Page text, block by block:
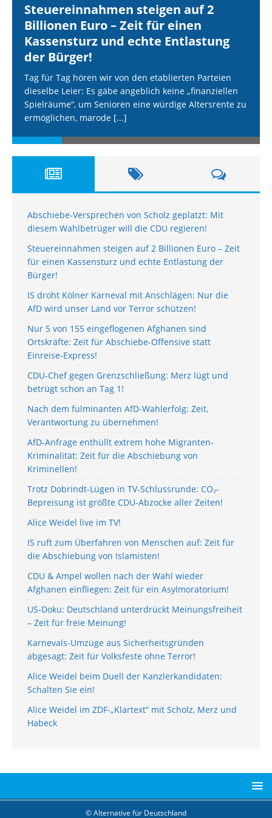
Steuereinnahmen steigen auf 2
Billionen Euro – Zeit für einen
Kassensturz und echte Entlastung
der Bürger!
Tag für Tag hören wir von den etablierten Parteien
dieselbe Leier: Es gäbe angeblich keine „finanziellen
Spielräume“, um Senioren eine würdige Altersrente zu
ermöglichen, marode [...]
Abschiebe-Versprechen von Scholz geplatzt: Mit
diesem Wahlbetrüger will die CDU regieren!
Steuereinnahmen steigen auf 2 Billionen Euro – Zeit
für einen Kassensturz und echte Entlastung der
Bürger!
IS droht Kölner Karneval mit Anschlägen: Nur die
AfD wird unser Land vor Terror schützen!
Nur 5 von 155 eingeflogenen Afghanen sind
Ortskräfte: Zeit für Abschiebe-Offensive statt
Einreise-Express!
CDU-Chef gegen Grenzschließung: Merz lügt und
betrügt schon an Tag 1!
Nach dem fulminanten AfD-Wahlerfolg: Zeit,
Verantwortung zu übernehmen!
AfD-Anfrage enthüllt extrem hohe Migranten-
Kriminalität: Zeit für die Abschiebung von
Kriminellen!
Trotz Dobrindt-Lügen in TV-Schlussrunde: CO₂-
Bepreisung ist größte CDU-Abzocke aller Zeiten!
Alice Weidel live im TV!
IS ruft zum Überfahren von Menschen auf: Zeit für
die Abschiebung von Islamisten!
CDU & Ampel wollen nach der Wahl wieder
Afghanen einfliegen: Zeit für ein Asylmoratorium!
US-Doku: Deutschland unterdrückt Meinungsfreiheit
– Zeit für freie Meinung!
Karnevals-Umzüge aus Sicherheitsgründen
abgesagt: Zeit für Volksfeste ohne Terror!
Alice Weidel beim Duell der Kanzlerkandidaten:
Schalten Sie ein!
Alice Weidel im ZDF-„Klartext“ mit Scholz, Merz und
Habeck
© Alternative für Deutschland